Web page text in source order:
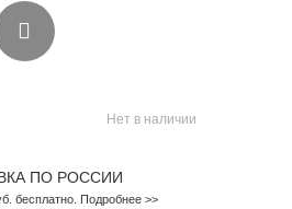
Нет в наличии
ПО РОССИИ
бесплатно. Подробнее >>